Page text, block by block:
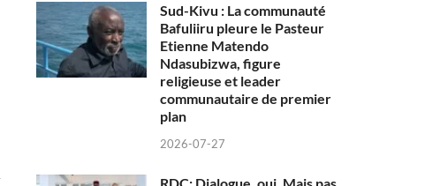
Sud-Kivu : La communauté
Bafuliiru pleure le Pasteur
Etienne Matendo
Ndasubizwa, figure
religieuse et leader
communautaire de premier
plan
2026-07-27